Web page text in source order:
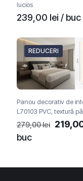
lucios
239,00 lei / buc
REDUCERI
Panou decorativ de
L70103 PVC, textură
279,00lei Prețul
buc